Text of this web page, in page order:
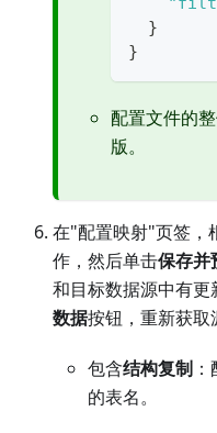
}
}
配置文件的
版。
在"配置映射"页签，
作，然后单击保存并
和目标数据源中有
数据按钮，重新获取
包含结构复制
的表名。